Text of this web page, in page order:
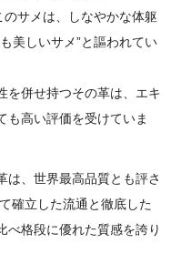
のサメは、しなやかな体躯
美しいサメ”と謳われてい
を併せ持つその革は、エキ
も高い評価を受けていま
は、世界最高品質とも評さ
確立した流通と徹底した
べ格段に優れた質感を誇り